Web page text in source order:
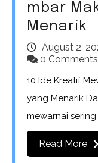
mbar
Menarik
August 2,
0 Comments
10 Ide Kreatif
yang Menarik
mewarnai
Read More